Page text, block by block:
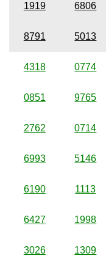
1919 6806
8791 5013
4318 0774
0851 9765
2762 0714
6993 5146
6190 1113
6427 1998
3026 1309